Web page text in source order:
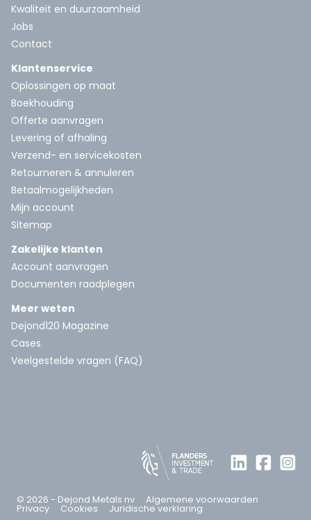
Kwaliteit en duurzaamheid
Jobs
Contact
Klantenservice
Oplossingen op maat
Boekhouding
Offerte aanvragen
Levering of afhaling
Verzend- en servicekosten
Retourneren & annuleren
Betaalmogelijkheden
Mijn account
Sitemap
Zakelijke klanten
Account aanvragen
Documenten raadplegen
Meer weten
Dejond120 Magazine
Cases
Veelgestelde vragen (FAQ)
© 2026 - Dejond Metals nv Algemene voorwaarden
Privacy Cookies Juridische verklaring